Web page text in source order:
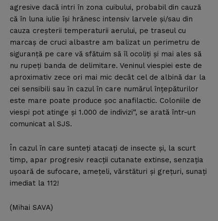
agresive dacă intri în zona cuibului, probabil din cauză
că în luna iulie îşi hrănesc intensiv larvele şi/sau din
cauza creşterii temperaturii aerului, pe traseul cu
marcaş de cruci albastre am balizat un perimetru de
siguranţă pe care vă sfătuim să îl ocoliţi şi mai ales să
nu rupeţi banda de delimitare. Veninul viespiei este de
aproximativ zece ori mai mic decât cel de albină dar la
cei sensibili sau în cazul în care numărul înţepăturilor
este mare poate produce şoc anafilactic. Coloniile de
viespi pot atinge şi 1.000 de indivizi“, se arată într-un
comunicat al SJS.
În cazul în care sunteţi atacaţi de insecte şi, la scurt
timp, apar progresiv reacţii cutanate extinse, senzaţia
uşoară de sufocare, ameţeli, vărstături şi greţuri, sunaţi
imediat la 112!
(Mihai SAVA)